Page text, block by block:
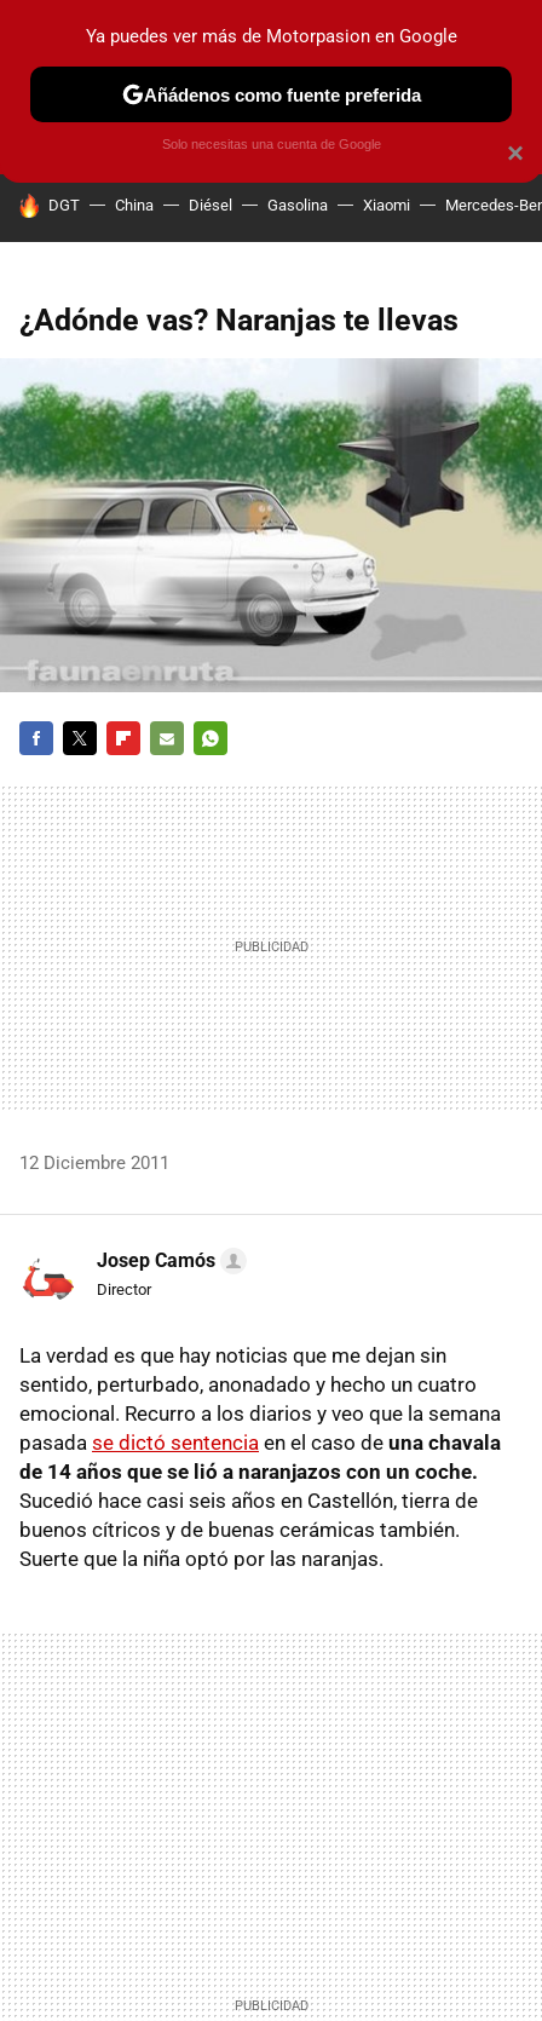
PRUEBAS COCHES ELÉCTRICOS OBSERVATORIO
HOY SE HABLA DE
DGT China Diésel Gasolina Xiaomi Mercedes-
¿Adónde vas? Naranjas te llevas
MAIL
12 Diciembre 2011
Josep Camós
Director
La verdad es que hay noticias que me dejan sin
sentido, perturbado, anonadado y hecho un cuatro
emocional. Recurro a los diarios y veo que la semana
pasada se dictó sentencia en el caso de una chavala
de 14 años que se lió a naranjazos con un coche.
Sucedió hace casi seis años en Castellón, tierra de
buenos cítricos y de buenas cerámicas también.
Suerte que la niña optó por las naranjas.
×
Ya puedes ver más de Motorpasion en Google
Añádenos como fuente preferida
Solo necesitas una cuenta de Google